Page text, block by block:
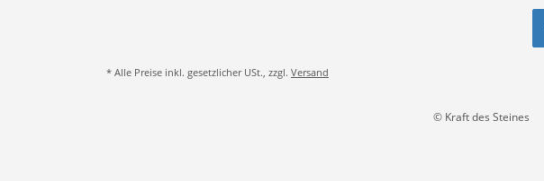
* Alle Preise inkl. gesetzlicher USt., zzgl. Versand
© Kraft des Steines